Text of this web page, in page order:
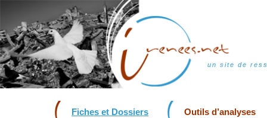
un site de
Fiches et Dossiers Outils d’analyses